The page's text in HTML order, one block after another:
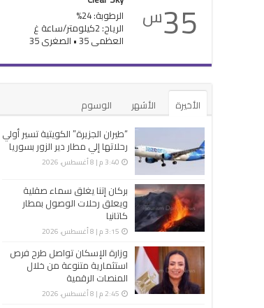
35س
الرطوبة: 24%
الرياح: 2كيلومتر/ساعة غ
العظمى 35 • الصغرى 35
الأخيرة الأشهر
الوسوم
“طيران الجزيرة” الكويتية تسير أولي
رحلاتها إلي مطار دير الزور بسوريا
3:40 م | 8 أغسطس، 2026
بركان إتنا يغلق سماء صقلية
ويعلق رحلات الوصول بمطار
كاتانيا
3:15 م | 8 أغسطس، 2026
وزارة الإسكان تواصل طرح فرص
استثمارية متنوعة من خلال
المنصات الرقمية
2:45 م | 8 أغسطس، 2026